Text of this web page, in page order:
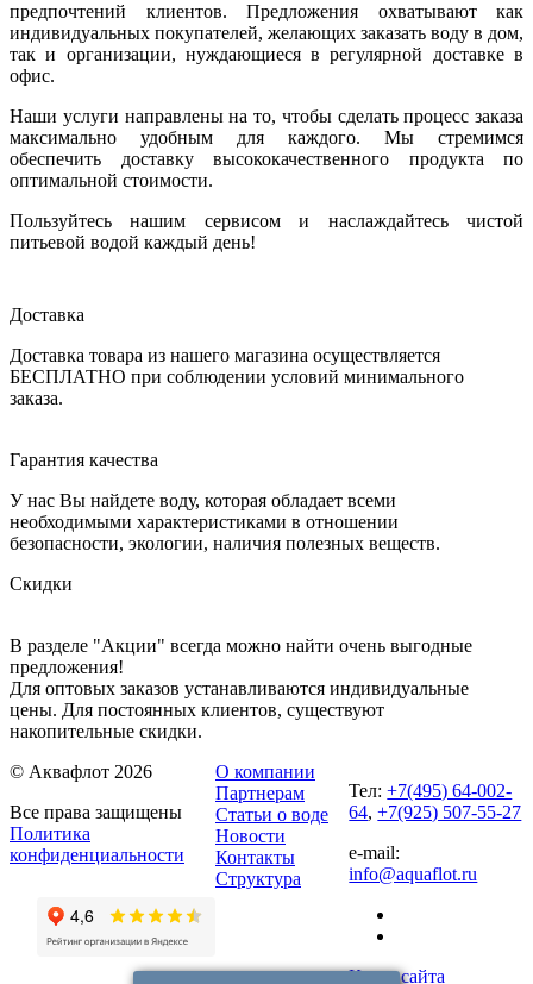
предпочтений клиентов. Предложения охватывают как
индивидуальных покупателей, желающих заказать воду в дом,
так и организации, нуждающиеся в регулярной доставке в
офис.
Наши услуги направлены на то, чтобы сделать процесс заказа
максимально удобным для каждого. Мы стремимся
обеспечить доставку высококачественного продукта по
оптимальной стоимости.
Пользуйтесь нашим сервисом и наслаждайтесь чистой
питьевой водой каждый день!
Доставка
Доставка товара из нашего магазина осуществляется
БЕСПЛАТНО при соблюдении условий минимального
заказа.
Гарантия качества
У нас Вы найдете воду, которая обладает всеми
необходимыми характеристиками в отношении
безопасности, экологии, наличия полезных веществ.
Скидки
В разделе "Акции" всегда можно найти очень выгодные
предложения!
Для оптовых заказов устанавливаются индивидуальные
цены. Для постоянных клиентов, существуют
накопительные скидки.
© Аквафлот 2026
Все права защищены
Политика
конфиденциальности
О компании
Партнерам
Статьи о воде
Новости
Контакты
Структура
Тел:+7(495) 64-002-
64,+7(925) 507-55-27
e-mail:
info@aquaflot.ru
Карта сайта